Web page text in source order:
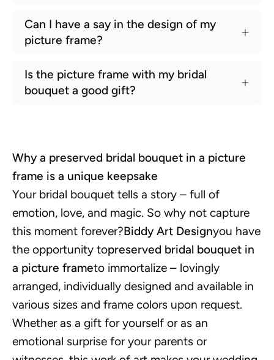
Can I have a say in the design of my
picture frame?
Is the picture frame with my bridal
bouquet a good gift?
Why a preserved bridal bouquet in a picture
frame is a unique keepsake
Your bridal bouquet tells a story – full of
emotion, love, and magic. So why not capture
this moment forever?Biddy Art Designyou have
the opportunity topreserved bridal bouquet in
a picture frameto immortalize – lovingly
arranged, individually designed and available in
various sizes and frame colors upon request.
Whether as a gift for yourself or as an
emotional surprise for your parents or